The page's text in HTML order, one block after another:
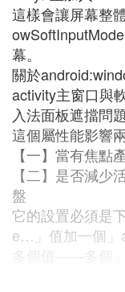
這樣會讓屏幕整
幕。
關於
activity主窗口與
入法面板遮擋問
這個屬性能影響
【一】當有焦點
【二】是否減少
盤
它的設置必須是
e…」值加一個」
多個值——多個
定義的結果。各